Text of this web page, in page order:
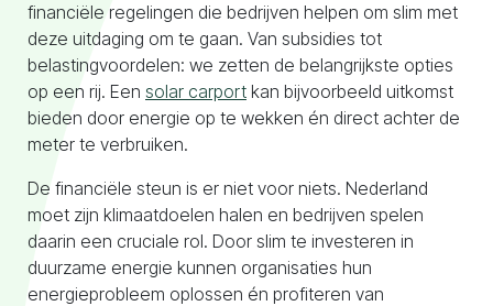
financiële regelingen die bedrijven helpen om slim met
deze uitdaging om te gaan. Van subsidies tot
belastingvoordelen: we zetten de belangrijkste opties
op een rij. Een solar carport kan bijvoorbeeld uitkomst
bieden door energie op te wekken én direct achter de
meter te verbruiken.
De financiële steun is er niet voor niets. Nederland
moet zijn klimaatdoelen halen en bedrijven spelen
daarin een cruciale rol. Door slim te investeren in
duurzame energie kunnen organisaties hun
energieprobleem oplossen én profiteren van